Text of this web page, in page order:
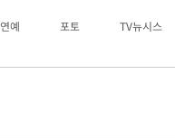
연예 포토 TV뉴시스